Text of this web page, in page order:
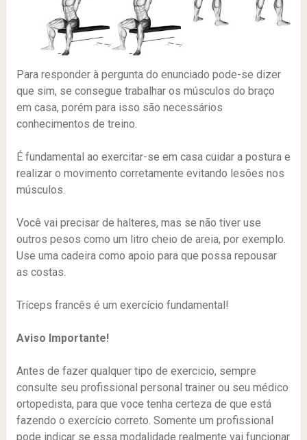
Para responder à pergunta do enunciado pode-se dizer
que sim, se consegue trabalhar os músculos do braço
em casa, porém para isso são necessários
conhecimentos de treino.
É fundamental ao exercitar-se em casa cuidar a postura e
realizar o movimento corretamente evitando lesões nos
músculos.
Você vai precisar de halteres, mas se não tiver use
outros pesos como um litro cheio de areia, por exemplo.
Use uma cadeira como apoio para que possa repousar
as costas.
Tríceps francês é um exercício fundamental!
Aviso Importante!
Antes de fazer qualquer tipo de exercicio, sempre
consulte seu profissional personal trainer ou seu médico
ortopedista, para que voce tenha certeza de que está
fazendo o exercício correto. Somente um profissional
pode indicar se essa modalidade realmente vai funcionar